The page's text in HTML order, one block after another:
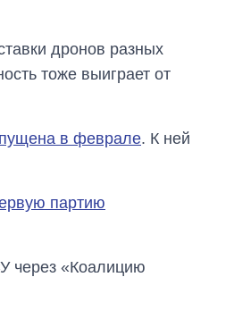
дронов разных
тоже выиграет от
в феврале. К ней
партию
через «Коалицию
Сколько
картофеля
время большой
войны